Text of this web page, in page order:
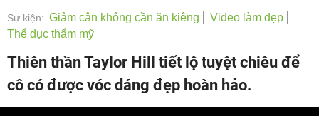
Sự kiện: Giảm cân không cần ăn kiêng
Video làm đẹp
Thể dục thẩm mỹ
Thiên thần Taylor Hill tiết lộ tuyệt chiêu để
cô có được vóc dáng đẹp hoàn hảo.